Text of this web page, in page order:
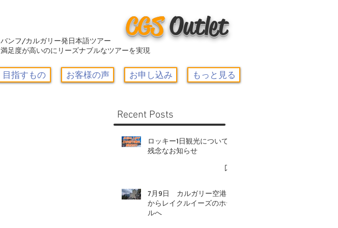
CGSOutlet
バンフ/カルガリー発日本語ツアー
満足度が高いのにリーズナブルなツアーを実現
目指すもの お客様の声 お申し込み もっと見る
Recent Posts
ロッキー1日観光について-
残念なお知らせ
7月9日 カルガリー空港
からレイクルイーズのホテ
ルへ